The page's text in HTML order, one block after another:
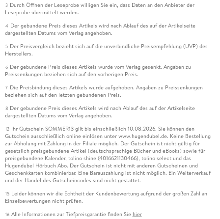
3 Durch Öffnen der Leseprobe willigen Sie ein, dass Daten an den Anbieter der
Leseprobe übermittelt werden.
4 Der gebundene Preis dieses Artikels wird nach Ablauf des auf der Artikelseite
dargestellten Datums vom Verlag angehoben.
5 Der Preisvergleich bezieht sich auf die unverbindliche Preisempfehlung (UVP) des
Herstellers.
6 Der gebundene Preis dieses Artikels wurde vom Verlag gesenkt. Angaben zu
Preissenkungen beziehen sich auf den vorherigen Preis.
7 Die Preisbindung dieses Artikels wurde aufgehoben. Angaben zu Preissenkungen
beziehen sich auf den letzten gebundenen Preis.
8 Der gebundene Preis dieses Artikels wird nach Ablauf des auf der Artikelseite
dargestellten Datums vom Verlag angehoben.
12 Ihr Gutschein SOMMER13 gilt bis einschließlich 10.08.2026. Sie können den
Gutschein ausschließlich online einlösen unter www.hugendubel.de. Keine Bestellung
zur Abholung mit Zahlung in der Filiale möglich. Der Gutschein ist nicht gültig für
gesetzlich preisgebundene Artikel (deutschsprachige Bücher und eBooks) sowie für
preisgebundene Kalender, tolino shine (4016621130466), tolino select und das
Hugendubel Hörbuch Abo. Der Gutschein ist nicht mit anderen Gutscheinen und
Geschenkkarten kombinierbar. Eine Barauszahlung ist nicht möglich. Ein Weiterverkauf
und der Handel des Gutscheincodes sind nicht gestattet.
15 Leider können wir die Echtheit der Kundenbewertung aufgrund der großen Zahl an
Einzelbewertungen nicht prüfen.
16 Alle Informationen zur Tiefpreisgarantie finden Sie hier